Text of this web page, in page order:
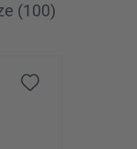
(100)